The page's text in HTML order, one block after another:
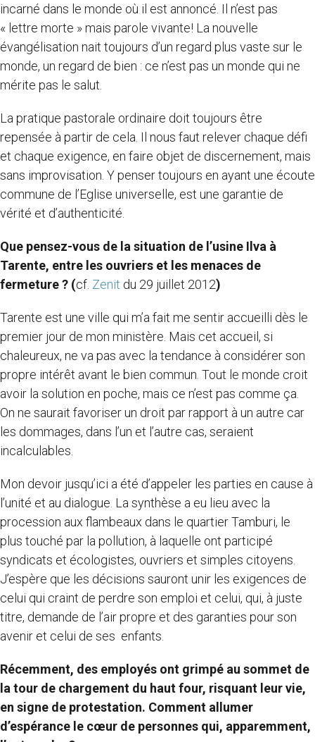
incarné dans le monde où il est annoncé. Il n’est pas
« lettre morte » mais parole vivante! La nouvelle
évangélisation nait toujours d’un regard plus vaste sur le
monde, un regard de bien : ce n’est pas un monde qui ne
mérite pas le salut.
La pratique pastorale ordinaire doit toujours être
repensée à partir de cela. Il nous faut relever chaque défi
et chaque exigence, en faire objet de discernement, mais
sans improvisation. Y penser toujours en ayant une écoute
commune de l’Eglise universelle, est une garantie de
vérité et d’authenticité.
Que pensez-vous de la situation de l’usine Ilva à
Tarente, entre les ouvriers et les menaces de
fermeture ? (cf. Zenit du 29 juillet 2012)
Tarente est une ville qui m’a fait me sentir accueilli dès le
premier jour de mon ministère. Mais cet accueil, si
chaleureux, ne va pas avec la tendance à considérer son
propre intérêt avant le bien commun. Tout le monde croit
avoir la solution en poche, mais ce n’est pas comme ça.
On ne saurait favoriser un droit par rapport à un autre car
les dommages, dans l’un et l’autre cas, seraient
incalculables.
Mon devoir jusqu’ici a été d’appeler les parties en cause à
l’unité et au dialogue. La synthèse a eu lieu avec la
procession aux flambeaux dans le quartier Tamburi, le
plus touché par la pollution, à laquelle ont participé
syndicats et écologistes, ouvriers et simples citoyens.
J’espère que les décisions sauront unir les exigences de
celui qui craint de perdre son emploi et celui, qui, à juste
titre, demande de l’air propre et des garanties pour son
avenir et celui de ses enfants.
Récemment, des employés ont grimpé au sommet de
la tour de chargement du haut four, risquant leur vie,
en signe de protestation. Comment allumer
d’espérance le cœur de personnes qui, apparemment,